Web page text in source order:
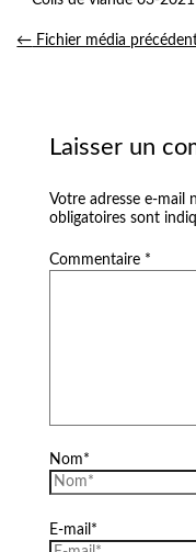
← Fichier média
Laisser un
Votre adresse e-mail
obligatoires sont
Commentaire *
Nom*
E-mail*